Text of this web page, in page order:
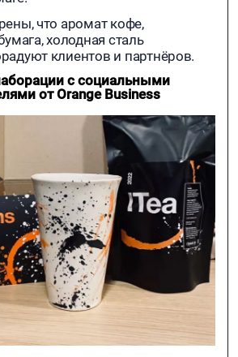
что аромат кофе,
холодная сталь
клиентов и партнёров.
с социальными
от Orange Business